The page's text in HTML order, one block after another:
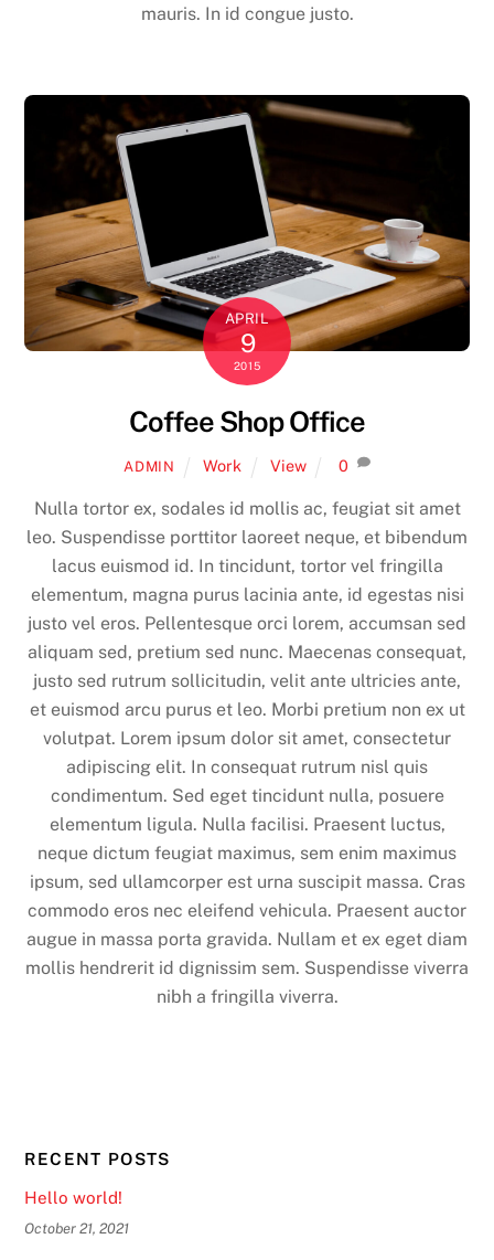
mauris. In id congue justo.
APRIL
9
2015
Coffee Shop Office
ADMIN Work View 0
Nulla tortor ex, sodales id mollis ac, feugiat sit amet
leo. Suspendisse porttitor laoreet neque, et bibendum
lacus euismod id. In tincidunt, tortor vel fringilla
elementum, magna purus lacinia ante, id egestas nisi
justo vel eros. Pellentesque orci lorem, accumsan sed
aliquam sed, pretium sed nunc. Maecenas consequat,
justo sed rutrum sollicitudin, velit ante ultricies ante,
et euismod arcu purus et leo. Morbi pretium non ex ut
volutpat. Lorem ipsum dolor sit amet, consectetur
adipiscing elit. In consequat rutrum nisl quis
condimentum. Sed eget tincidunt nulla, posuere
elementum ligula. Nulla facilisi. Praesent luctus,
neque dictum feugiat maximus, sem enim maximus
ipsum, sed ullamcorper est urna suscipit massa. Cras
commodo eros nec eleifend vehicula. Praesent auctor
augue in massa porta gravida. Nullam et ex eget diam
mollis hendrerit id dignissim sem. Suspendisse viverra
nibh a fringilla viverra.
RECENT POSTS
Hello world!
October 21, 2021